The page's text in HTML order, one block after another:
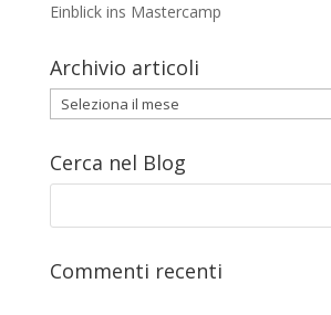
Einblick ins Mastercamp
Archivio articoli
Archivio
articoli
Cerca nel Blog
Commenti recenti